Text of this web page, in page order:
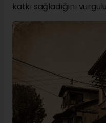
katkı sağladığını